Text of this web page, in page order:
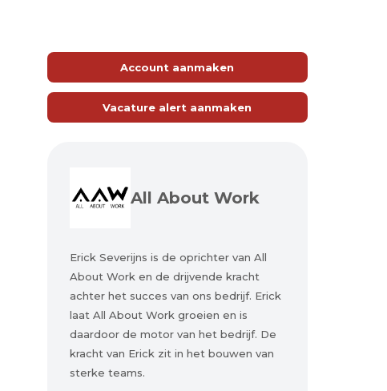
Account aanmaken
Vacature alert aanmaken
All About Work
Erick Severijns is de oprichter van All
About Work en de drijvende kracht
achter het succes van ons bedrijf. Erick
laat All About Work groeien en is
daardoor de motor van het bedrijf. De
kracht van Erick zit in het bouwen van
sterke teams.